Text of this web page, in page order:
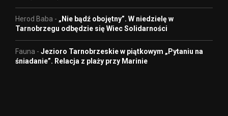
Herod Baba - „Nie bądź obojętny”. W niedzielę w
Tarnobrzegu odbędzie się Wiec Solidarności
Fauna - Jezioro Tarnobrzeskie w piątkowym „Pytaniu na
śniadanie”. Relacja z plaży przy Marinie